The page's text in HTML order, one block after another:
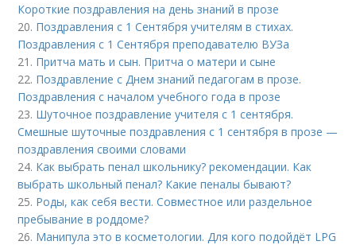
Короткие поздравления на день знаний в прозе
20. Поздравления с 1 Сентября учителям в стихах.
Поздравления с 1 Сентября преподавателю ВУЗа
21. Притча мать и сын. Притча о матери и сыне
22. Поздравление с Днем знаний педагогам в прозе.
Поздравления с началом учебного года в прозе
23. Шуточное поздравление учителя с 1 сентября.
Смешные шуточные поздравления с 1 сентября в прозе —
поздравления своими словами
24. Как выбрать пенал школьнику? рекомендации. Как
выбрать школьный пенал? Какие пеналы бывают?
25. Роды, как себя вести. Совместное или раздельное
пребывание в роддоме?
26. Манипула это в косметологии. Для кого подойдёт LPG